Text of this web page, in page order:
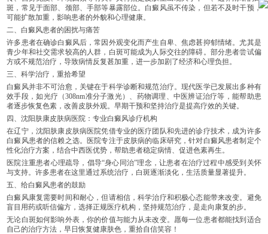
斑，常见于面部、颈部、手部等暴露部位。白癜风虽不传染，但若不及时干预，
可能扩散加重，影响患者的外貌和心理健康。
二、白癜风患者的困扰与痛苦
许多患者在确诊白癜风后，常因外观变化而产生自卑、焦虑甚抑郁情绪。尤其是
青少年和社交需求较高的人群，白斑可能成为人际交往的障碍。部分患者尝试偏
方或不规范治疗，导致病情反复甚加重，进一步加剧了经济和心理负担。
三、科学治疗，重拾希望
白癜风并非不可治愈，关键在于科学诊断和规范治疗。现代医学已发展出多种有
效手段，如光疗（308nm准分子激光）、药物调理、中医辨证治疗等，能帮助患
者逐步恢复色素，改善皮肤外观。早期干预和坚持治疗是提高疗效的关键。
四、沈阳肤康皮肤病医院：专业白癜风诊疗机构
在辽宁，沈阳肤康皮肤病医院凭借专业的医疗团队和先进的诊疗技术，成为许多
白癜风患者的信赖之选。医院专注于皮肤病的临床研究，针对白癜风患者制定个
性化治疗方案，结合中西医优势，帮助患者稳定病情、促进色素再生。
医院注重患者心理疏导，倡导“身心同治”理念，让患者在治疗过程中感受到关怀
与支持。许多患者在这里通过系统治疗，白斑逐渐淡化，生活质量显著提升。
五、给白癜风患者的鼓励
白癜风康复需要时间和耐心，但请相信，科学治疗和积极心态能带来改变。避免
盲目用药或听信偏方，选择正规医疗机构，坚持规范治疗，是走向康复的步。
无论白斑如何影响外表，你的价值与能力从未改变。愿每一位患者都能找到适合
自己的治疗方法，早日恢复健康肤色，重拾自信笑容！